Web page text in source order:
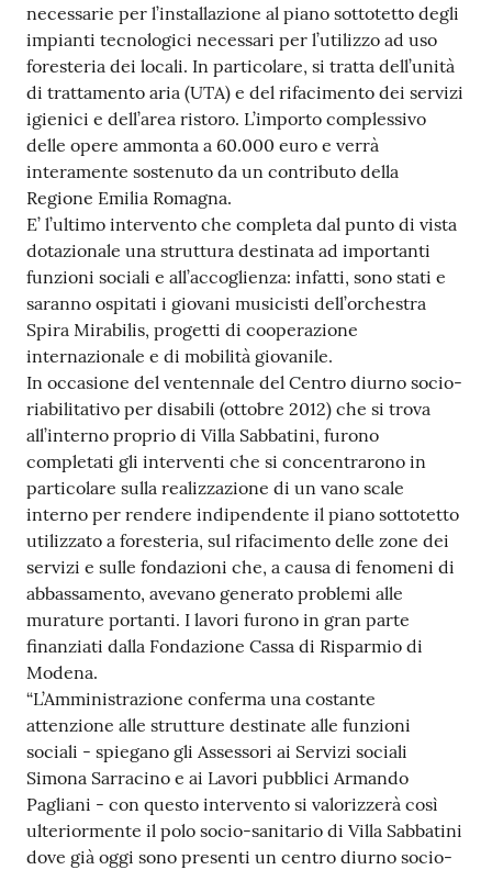
Tutti
gli
argomenti...
Seguici
su
necessarie per l’installazione al piano sottotetto degli
impianti tecnologici necessari per l’utilizzo ad uso
foresteria dei locali. In particolare, si tratta dell’unità
di trattamento aria (UTA) e del rifacimento dei servizi
igienici e dell’area ristoro. L’importo complessivo
delle opere ammonta a 60.000 euro e verrà
interamente sostenuto da un contributo della
Regione Emilia Romagna.
E’ l’ultimo intervento che completa dal punto di vista
dotazionale una struttura destinata ad importanti
funzioni sociali e all’accoglienza: infatti, sono stati e
saranno ospitati i giovani musicisti dell’orchestra
Spira Mirabilis, progetti di cooperazione
internazionale e di mobilità giovanile.
In occasione del ventennale del Centro diurno socio-
riabilitativo per disabili (ottobre 2012) che si trova
all’interno proprio di Villa Sabbatini, furono
completati gli interventi che si concentrarono in
particolare sulla realizzazione di un vano scale
interno per rendere indipendente il piano sottotetto
utilizzato a foresteria, sul rifacimento delle zone dei
servizi e sulle fondazioni che, a causa di fenomeni di
abbassamento, avevano generato problemi alle
murature portanti. I lavori furono in gran parte
finanziati dalla Fondazione Cassa di Risparmio di
Modena.
“L’Amministrazione conferma una costante
attenzione alle strutture destinate alle funzioni
sociali - spiegano gli Assessori ai Servizi sociali
Simona Sarracino e ai Lavori pubblici Armando
Pagliani - con questo intervento si valorizzerà così
ulteriormente il polo socio-sanitario di Villa Sabbatini
dove già oggi sono presenti un centro diurno socio-